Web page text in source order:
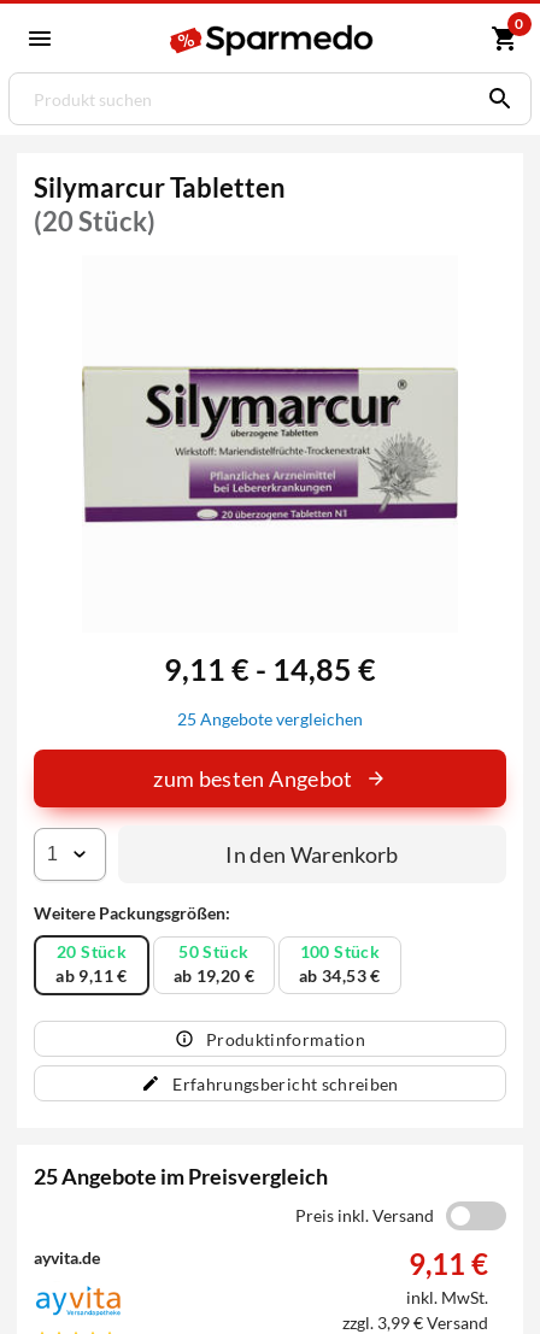
0
Silymarcur Tabletten
(20 Stück)
Weitere Packungsgrößen:
20 Stück
ab 9,11 €
50 Stück
ab 19,20 €
100 Stück
ab 34,53 €
Produktinformation
Erfahrungsbericht schreiben
9,11 € - 14,85 €
25 Angebote vergleichen
zum besten Angebot
In den Warenkorb
25 Angebote im Preisvergleich
Preis inkl. Versand
ayvita.de 9,11 €
inkl. MwSt.
zzgl. 3,99 € Versand